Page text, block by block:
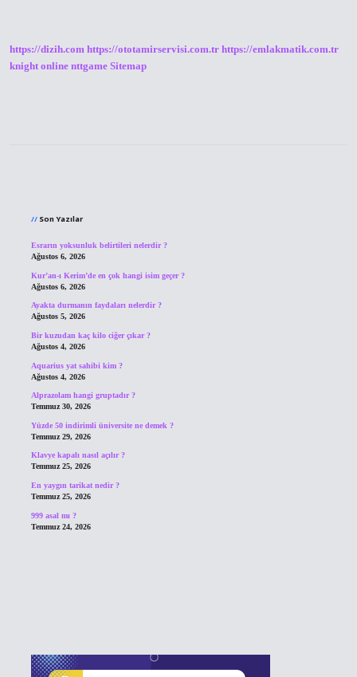
https://dizih.com https://ototamirservisi.com.tr https://emlakmatik.com.tr
knight online nttgame Sitemap
Son Yazılar
Esrarın yoksunluk belirtileri nelerdir ?
Ağustos 6, 2026
Kur’an-ı Kerim’de en çok hangi isim geçer ?
Ağustos 6, 2026
Ayakta durmanın faydaları nelerdir ?
Ağustos 5, 2026
Bir kuzudan kaç kilo ciğer çıkar ?
Ağustos 4, 2026
Aquarius yat sahibi kim ?
Ağustos 4, 2026
Alprazolam hangi gruptadır ?
Temmuz 30, 2026
Yüzde 50 indirimli üniversite ne demek ?
Temmuz 29, 2026
Klavye kapalı nasıl açılır ?
Temmuz 25, 2026
En yaygın tarikat nedir ?
Temmuz 25, 2026
999 asal mı ?
Temmuz 24, 2026